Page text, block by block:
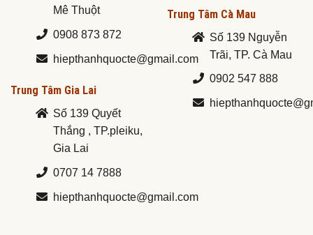
Mê Thuột
0908 873 872
hiepthanhquocte@gmail.com
Trung Tâm Gia Lai
Số 139 Quyết
Thắng , TP.pleiku,
Gia Lai
0707 14 7888
hiepthanhquocte@gmail.com
Trung Tâm Cà Mau
Số 139 Nguyễn
Trãi, TP. Cà Mau
0902 547 888